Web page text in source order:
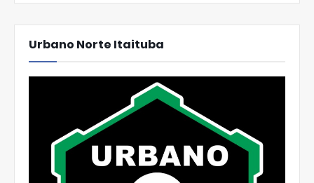
Urbano Norte Itaituba